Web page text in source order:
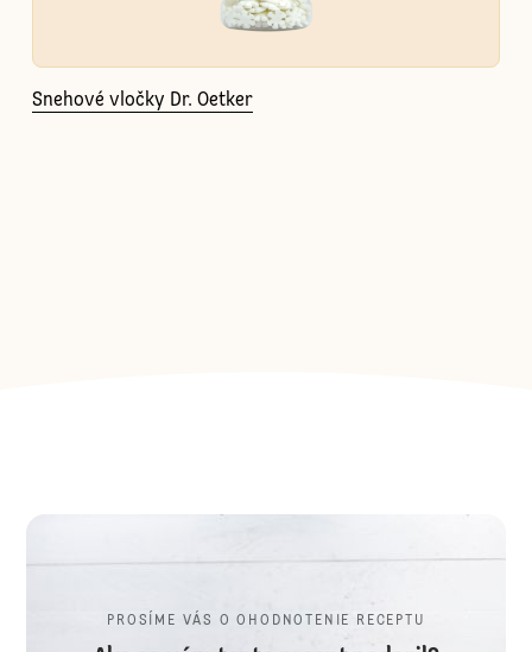
Snehové vločky Dr. Oetker
PROSÍME VÁS O OHODNOTENIE RECEPTU